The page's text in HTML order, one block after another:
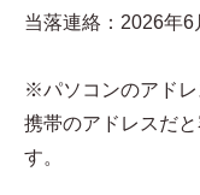
当落連絡：2026年6
※パソコンのアドレ
携帯のアドレスだ
す。